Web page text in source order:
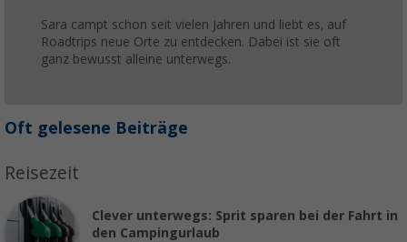
Sara campt schon seit vielen Jahren und liebt es, auf
Roadtrips neue Orte zu entdecken. Dabei ist sie oft
ganz bewusst alleine unterwegs.
Oft gelesene Beiträge
Reisezeit
Clever unterwegs: Sprit sparen bei der Fahrt in
den Campingurlaub